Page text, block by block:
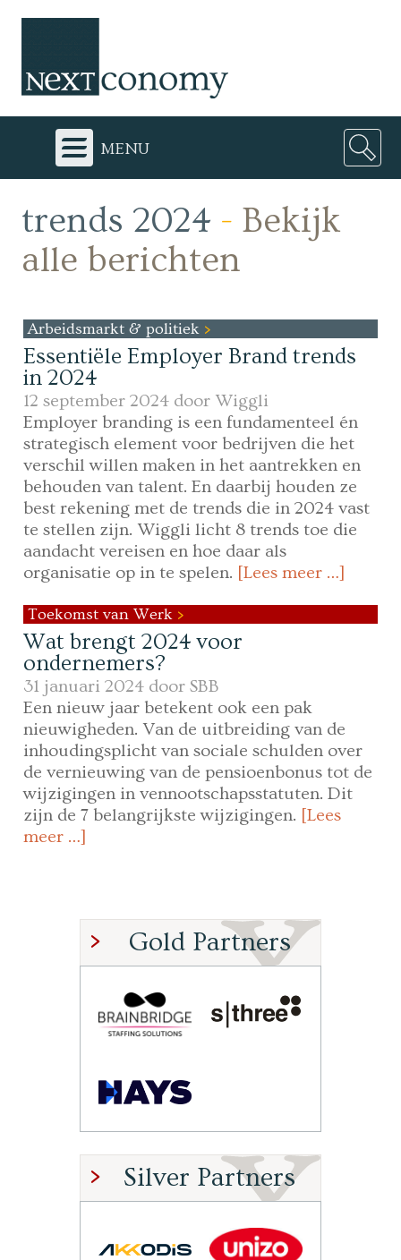
menu
trends 2024 - Bekijk
alle berichten
Arbeidsmarkt & politiek
Essentiële Employer Brand trends
in 2024
12 september 2024 door Wiggli
Employer branding is een fundamenteel én
strategisch element voor bedrijven die het
verschil willen maken in het aantrekken en
behouden van talent. En daarbij houden ze
best rekening met de trends die in 2024 vast
te stellen zijn. Wiggli licht 8 trends toe die
aandacht vereisen en hoe daar als
organisatie op in te spelen. [Lees meer …]
Toekomst van Werk
Wat brengt 2024 voor
ondernemers?
31 januari 2024 doorSBB
Een nieuw jaar betekent ook een pak
nieuwigheden. Van de uitbreiding van de
inhoudingsplicht van sociale schulden over
de vernieuwing van de pensioenbonus tot de
wijzigingen in vennootschapsstatuten. Dit
zijn de 7 belangrijkste wijzigingen. [Lees
meer …]
Gold Partners
Silver Partners